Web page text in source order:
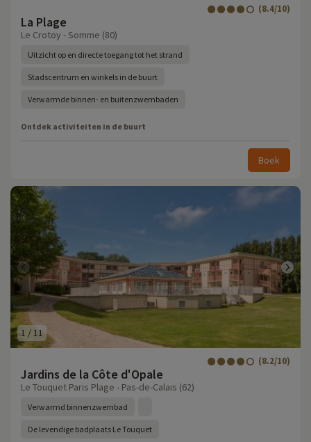
La Plage
(8.4/10)
Le Crotoy - Somme (80)
Uitzicht op en directe toegang tot het strand
Stadscentrum en winkels in de buurt
Verwarmde binnen- en buitenzwembaden
Ontdek activiteiten in de buurt
Boek
1 /11
Jardins de la Côte d'Opale
(8.2/10)
Le Touquet Paris Plage - Pas-de-Calais (62)
Verwarmd binnenzwembad
De levendige badplaats Le Touquet